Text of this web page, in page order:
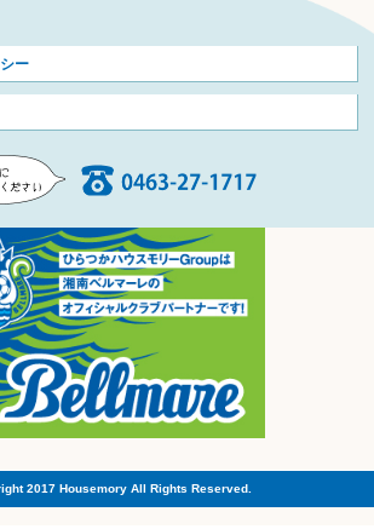
ー
2017 Housemory All Rights Reserved.